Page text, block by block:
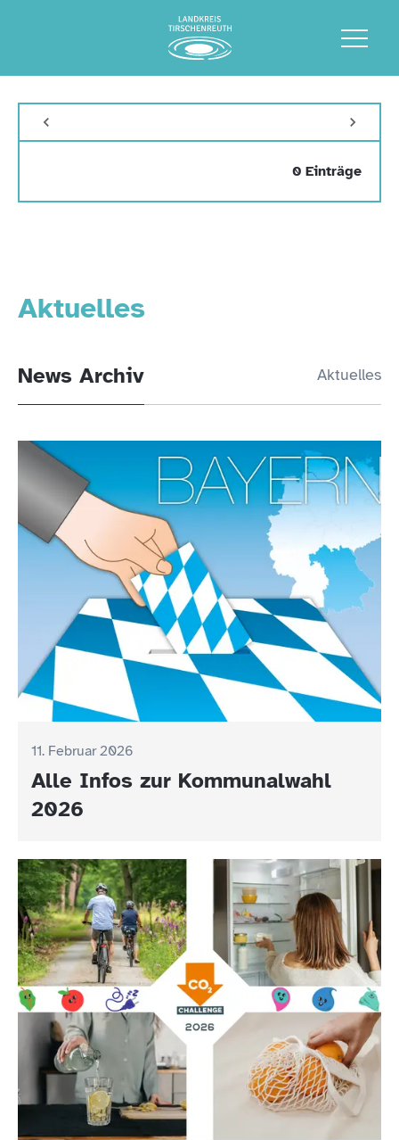
Aktuelles
News Archiv Aktuelles
11. Februar 2026
Alle Infos zur Kommunalwahl
2026
0 Einträge